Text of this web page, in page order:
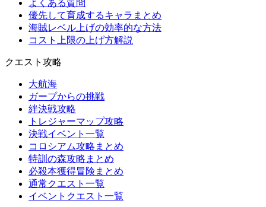
よくある質問
優先して育成するキャラまとめ
海賊レベル上げの効率的な方法
コスト上限の上げ方解説
クエスト攻略
大航海
ガープからの挑戦
絆決戦攻略
トレジャーマップ攻略
決戦イベント一覧
コロシアム攻略まとめ
特訓の森攻略まとめ
必殺本獲得冒険まとめ
通常クエスト一覧
イベントクエスト一覧